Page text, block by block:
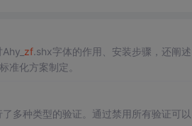
zf.shx字体的作用、安装步骤，还阐述
准化方案制定。
多种类型的验证。通过禁用所有验证可以